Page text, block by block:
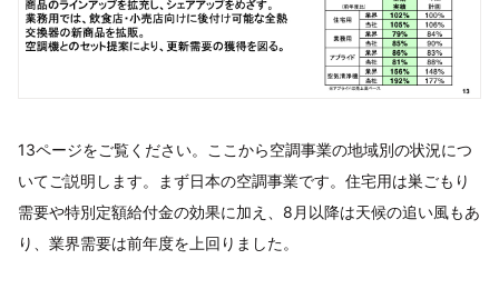
13ページをご覧ください。ここから空調事業の地域別の状況につ
いてご説明します。まず日本の空調事業です。住宅用は巣ごもり
需要や特別定額給付金の効果に加え、8月以降は天候の追い風もあ
り、業界需要は前年度を上回りました。